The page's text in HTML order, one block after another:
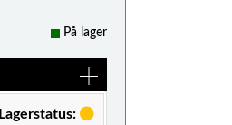
På lager
Lagerstatus: